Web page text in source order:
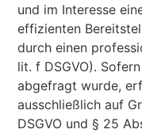
und im Interesse
effizienten
durch einen
lit. f DSGVO).
abgefragt wurde,
ausschließlich auf
DSGVO und § 25